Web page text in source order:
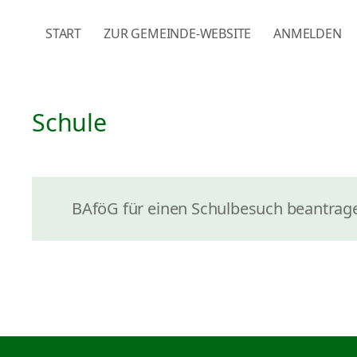
NAVIGATION ÜBERSPRINGEN
START ZUR GEMEINDE-WEBSITE ANMELDEN
Schule
BAföG für einen Schulbesuch